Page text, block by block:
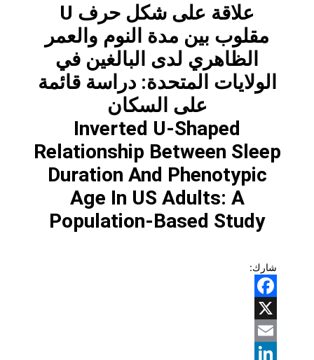
علاقة على شكل حرف U
مقلوب بين مدة النوم والعمر
الظاهري لدى البالغين في
الولايات المتحدة: دراسة قائمة
على السكان
Inverted U-Shaped
Relationship Between Sleep
Duration And Phenotypic
Age In US Adults: A
Population-Based Study
شارك:
Facebook
X
Email